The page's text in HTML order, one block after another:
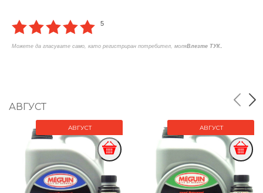
5
Можете да гласувате само, като регистриран потребител, моляВлезте ТУК
АВГУСТ
АВГУСТ АВГУСТ